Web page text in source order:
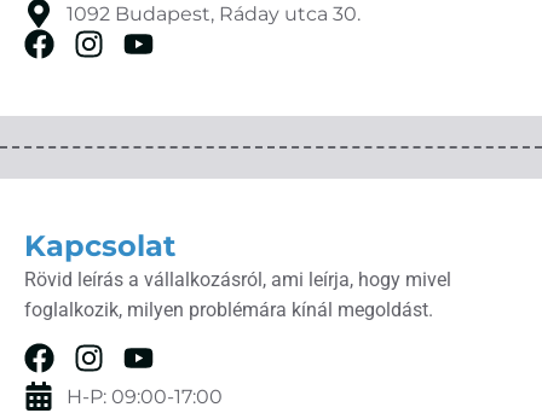
1092 Budapest, Ráday utca 30.
Kapcsolat
Rövid leírás a vállalkozásról, ami leírja, hogy mivel
foglalkozik, milyen problémára kínál megoldást.
H-P: 09:00-17:00